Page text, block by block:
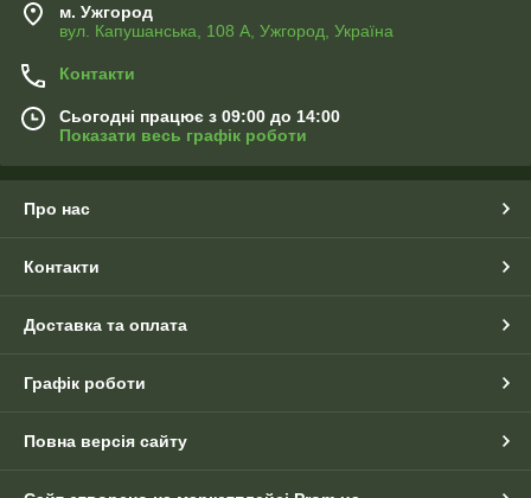
м. Ужгород
вул. Капушанська, 108 А, Ужгород, Україна
Контакти
Сьогодні працює з 09:00 до 14:00
Показати весь графік роботи
Про нас
Контакти
Доставка та оплата
Графік роботи
Повна версія сайту